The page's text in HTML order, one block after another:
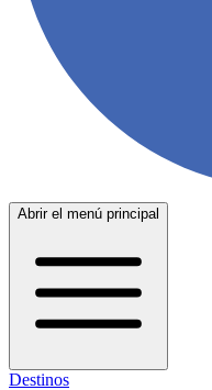
Abrir el menú principal
Destinos